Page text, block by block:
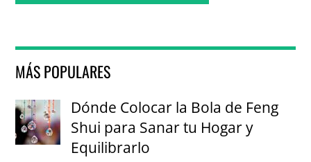
MÁS POPULARES
Dónde Colocar la Bola de Feng
Shui para Sanar tu Hogar y
Equilibrarlo